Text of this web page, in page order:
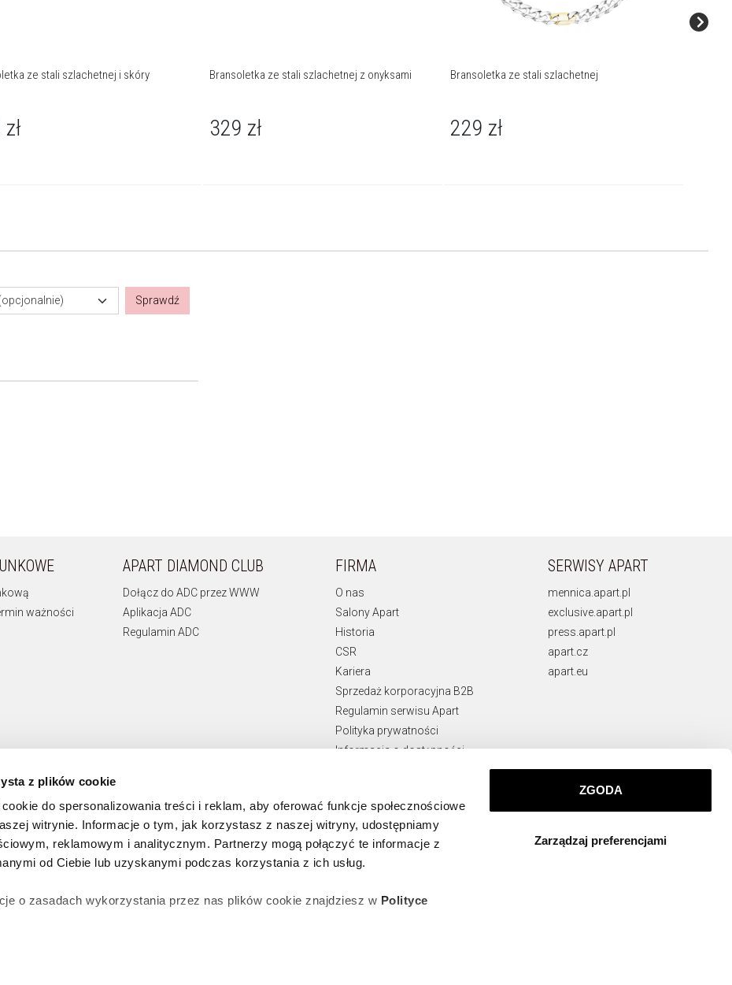
z plików cookie
do spersonalizowania treści i reklam, aby oferować funkcje społecznościowe
witrynie. Informacje o tym, jak korzystasz z naszej witryny, udostępniamy
reklamowym i analitycznym. Partnerzy mogą połączyć te informacje z
od Ciebie lub uzyskanymi podczas korzystania z ich usług.
o zasadach wykorzystania przez nas plików cookie znajdziesz w Polityce
wybrać jaki rodzaj plików cookie zainstalujemy na Twoim urządzeniu,
ZGODA
Zarządzaj preferencjami
ze stali szlachetnej i skóry
zł
Bransoletka ze stali szlachetnej z onyksami
329 zł
Bransoletka ze stali szlachetnej
229 zł
Sprawdź
ważności
APART DIAMOND CLUB
Dołącz do ADC przez WWW
Aplikacja ADC
Regulamin ADC
FIRMA
O nas
Salony Apart
Historia
CSR
Kariera
Sprzedaż korporacyjna B2B
Regulamin serwisu Apart
Polityka prywatności
Informacja o dostępności
SERWISY APART
mennica.apart.pl
exclusive.apart.pl
press.apart.pl
apart.cz
apart.eu
KONTAKT
info@apart.pl